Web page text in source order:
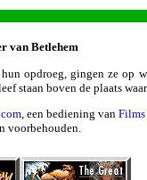
van Betlehem
opdroeg, gingen ze op
staan boven de plaats
, een bediening van
voorbehouden.